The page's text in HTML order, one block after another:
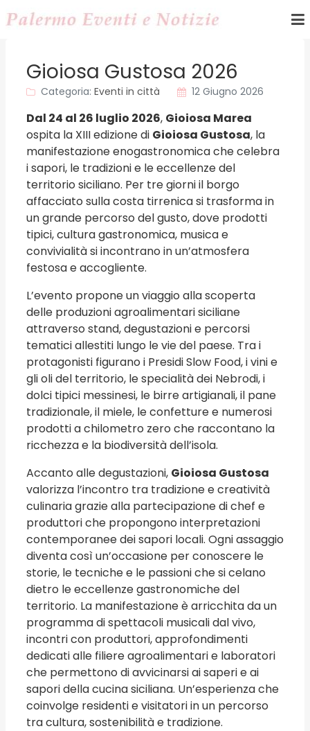
Gioiosa Gustosa 2026
Categoria: Eventi in città 12 Giugno 2026
Dal 24 al 26 luglio 2026, Gioiosa Marea
ospita la XIII edizione di Gioiosa Gustosa, la
manifestazione enogastronomica che celebra
i sapori, le tradizioni e le eccellenze del
territorio siciliano. Per tre giorni il borgo
affacciato sulla costa tirrenica si trasforma in
un grande percorso del gusto, dove prodotti
tipici, cultura gastronomica, musica e
convivialità si incontrano in un’atmosfera
festosa e accogliente.
L’evento propone un viaggio alla scoperta
delle produzioni agroalimentari siciliane
attraverso stand, degustazioni e percorsi
tematici allestiti lungo le vie del paese. Tra i
protagonisti figurano i Presidi Slow Food, i vini e
gli oli del territorio, le specialità dei Nebrodi, i
dolci tipici messinesi, le birre artigianali, il pane
tradizionale, il miele, le confetture e numerosi
prodotti a chilometro zero che raccontano la
ricchezza e la biodiversità dell’isola.
Accanto alle degustazioni, Gioiosa Gustosa
valorizza l’incontro tra tradizione e creatività
culinaria grazie alla partecipazione di chef e
produttori che propongono interpretazioni
contemporanee dei sapori locali. Ogni assaggio
diventa così un’occasione per conoscere le
storie, le tecniche e le passioni che si celano
dietro le eccellenze gastronomiche del
territorio. La manifestazione è arricchita da un
programma di spettacoli musicali dal vivo,
incontri con produttori, approfondimenti
dedicati alle filiere agroalimentari e laboratori
che permettono di avvicinarsi ai saperi e ai
sapori della cucina siciliana. Un’esperienza che
coinvolge residenti e visitatori in un percorso
tra cultura, sostenibilità e tradizione.